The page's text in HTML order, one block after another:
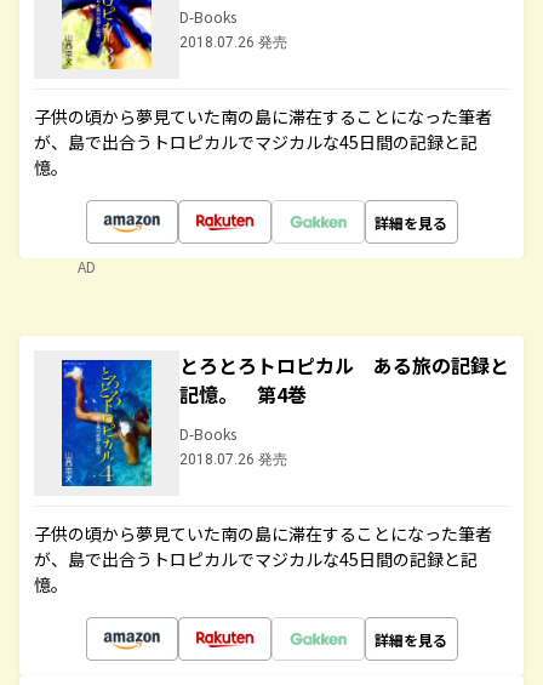
D-Books
2018.07.26 発売
子供の頃から夢見ていた南の島に滞在することになった筆者
が、島で出合うトロピカルでマジカルな45日間の記録と記
憶。
詳細を見る
AD
とろとろトロピカル ある旅の記録と
記憶。 第4巻
D-Books
2018.07.26 発売
子供の頃から夢見ていた南の島に滞在することになった筆者
が、島で出合うトロピカルでマジカルな45日間の記録と記
憶。
詳細を見る